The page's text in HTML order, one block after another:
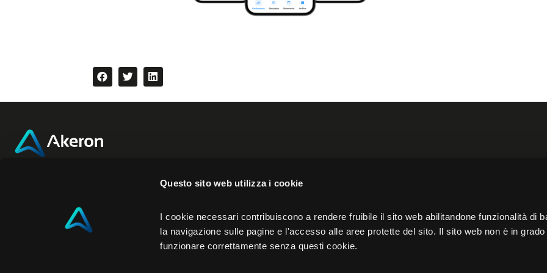
Questo sito web utilizza i cookie
I cookie necessari contribuiscono a rendere fruibile il sito web abilitandone funzionalità di
la navigazione sulle pagine e l'accesso alle aree protette del sito. Il sito web non è in grado
funzionare correttamente senza questi cookie.
Via Carlo Angeloni 45
55100, Lucca (LU) Italia
Akeron North America
350 Fifth Avenue,
New York
NY 10118
Spaces, 12 Hammersmith
London